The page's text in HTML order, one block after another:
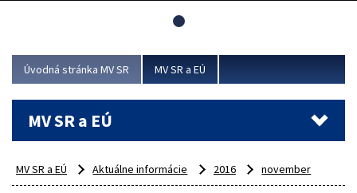
aj interiéru, kde vznikli nové učebne a moderné
Viac
Úvodná stránka MV SR MV SR a EÚ
MV SR a EÚ
MV SR a EÚ Aktuálne informácie 2016 november